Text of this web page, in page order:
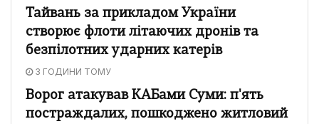
Тайвань за прикладом України
створює флоти літаючих дронів та
безпілотних ударних катерів
3 ГОДИНИ ТОМУ
Ворог атакував КАБами Суми: п'ять
постраждалих, пошкоджено житловий